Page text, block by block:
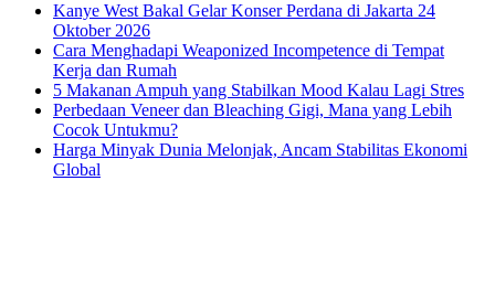
Kanye West Bakal Gelar Konser Perdana di Jakarta 24
Oktober 2026
Cara Menghadapi Weaponized Incompetence di Tempat
Kerja dan Rumah
5 Makanan Ampuh yang Stabilkan Mood Kalau Lagi Stres
Perbedaan Veneer dan Bleaching Gigi, Mana yang Lebih
Cocok Untukmu?
Harga Minyak Dunia Melonjak, Ancam Stabilitas Ekonomi
Global